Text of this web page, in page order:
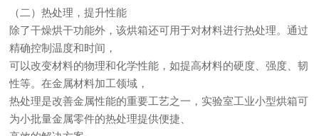
（二）热处理，提升性能
除了干燥烘干功能外，该烘箱还可用于对材料进行热处理。通过
精确控制温度和时间，
可以改变材料的物理和化学性能，如提高材料的硬度、强度、韧
性等。在金属材料加工领域，
热处理是改善金属性能的重要工艺之一，实验室工业小型烘箱可
为小批量金属零件的热处理提供便捷、